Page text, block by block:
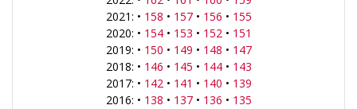
2021: • 158 • 157• 156 • 155
2020: • 154• 153 • 152• 151
2019: • 150 • 149 • 148 • 147
2018: • 146 • 145 • 144• 143
2017: • 142• 141 • 140 • 139
2016: • 138 • 137• 136 • 135